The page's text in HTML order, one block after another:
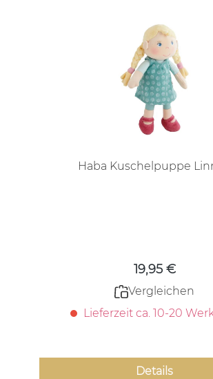
Haba Kuschelpuppe
19,95 €
Vergleichen
Lieferzeit ca. 10-20
Details